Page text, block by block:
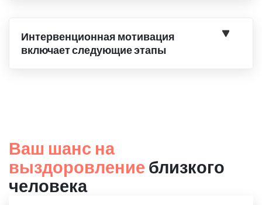
Интервенционная мотивация
включает следующие этапы
Ваш шанс на
выздоровление близкого
человека